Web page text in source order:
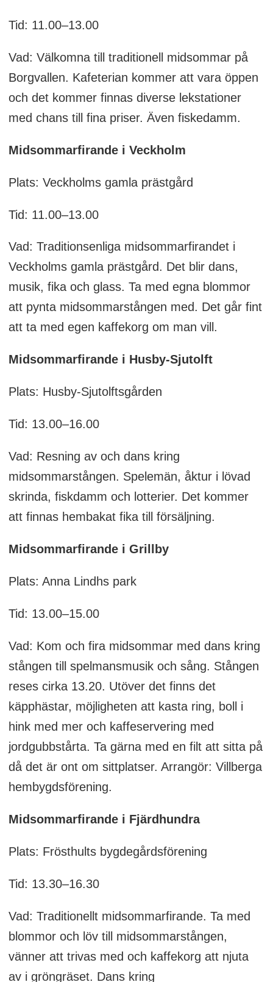
Tid: 11.00–13.00
Vad: Välkomna till traditionell midsommar på
Borgvallen. Kafeterian kommer att vara öppen
och det kommer finnas diverse lekstationer
med chans till fina priser. Även fiskedamm.
Midsommarfirande i Veckholm
Plats: Veckholms gamla prästgård
Tid: 11.00–13.00
Vad: Traditionsenliga midsommarfirandet i
Veckholms gamla prästgård. Det blir dans,
musik, fika och glass. Ta med egna blommor
att pynta midsommarstången med. Det går fint
att ta med egen kaffekorg om man vill.
Midsommarfirande i Husby-Sjutolft
Plats: Husby-Sjutolftsgården
Tid: 13.00–16.00
Vad: Resning av och dans kring
midsommarstången. Spelemän, åktur i lövad
skrinda, fiskdamm och lotterier. Det kommer
att finnas hembakat fika till försäljning.
Midsommarfirande i Grillby
Plats: Anna Lindhs park
Tid: 13.00–15.00
Vad: Kom och fira midsommar med dans kring
stången till spelmansmusik och sång. Stången
reses cirka 13.20. Utöver det finns det
käpphästar, möjligheten att kasta ring, boll i
hink med mer och kaffeservering med
jordgubbstårta. Ta gärna med en filt att sitta på
då det är ont om sittplatser. Arrangör: Villberga
hembygdsförening.
Midsommarfirande i Fjärdhundra
Plats: Frösthults bygdegårdsförening
Tid: 13.30–16.30
Vad: Traditionellt midsommarfirande. Ta med
blommor och löv till midsommarstången,
vänner att trivas med och kaffekorg att njuta
av i gröngräset. Dans kring